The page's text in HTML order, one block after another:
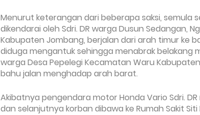
Menurut keterangan dari beberapa saksi, semula
dikendarai oleh Sdri. DR warga Dusun Sedangan,
Kabupaten Jombang, berjalan dari arah timur ke
diduga mengantuk sehingga menabrak belakang
warga Desa Pepelegi Kecamatan Waru
bahu jalan menghadap arah barat.
Akibatnya pengendara motor Honda Vario Sdri. DR
dan selanjutnya korban dibawa ke Rumah Sakit